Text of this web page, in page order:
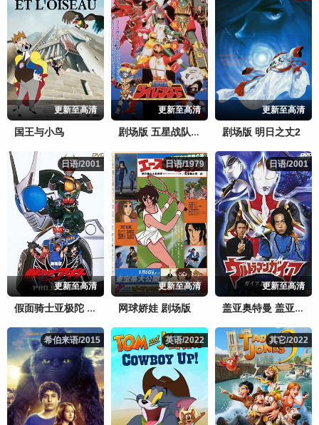
更新至高清
国王与小鸟
更新至高清
剧场版 五星战队大连者
更新至高清
剧场版 明日之丈2
日语/2001
日语/2001
更新至高清
假面骑士亚极陀 剧场版 G4计划
日语/1979
日语/1979
更新至高清
网球娇娃 剧场版
日语/2001
日语/2001
更新至高清
盖亚奥特曼 盖亚再现
希伯来语/2015
希伯来语/2015 英语/2022
英语/2022 其它/2022
其它/2022